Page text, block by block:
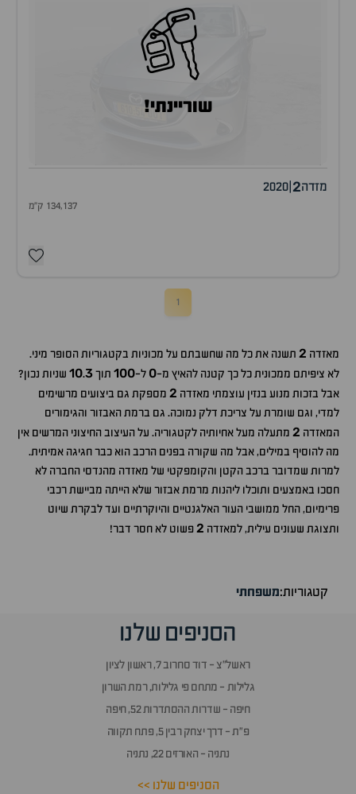
שוריינתי!
מזדה2
2020
134,137 ק"מ
1
מאזדה 2 תשנה את כל מה שחשבתם על מכוניות בקטגוריות הסופר מיני.
לא ציפיתם ממכונית כל כך קטנה להאיץ מ-0 ל-100 תוך 10.3
שניות נכון?
אבל בזכות מנוע בנזין עוצמתי מאזדה 2 מספקת גם ביצועים מרשימים
למדי, וגם שומרת על צריכת דלק נמוכה. גם ברמת האבזור והגימורים
המאזדה 2 מתעלה מעל אחיותיה לקטגוריה. על העיצוב החיצוני המרשים אין
מה להוסיף במילים, אבל מה שקורה בפנים הרכב הוא כבר חגיגה אמיתית.
למרות שמדובר ברכב הקטן והקומפקטי של מאזדה מהנדסי החברה לא
חסכו באמצעים ותוכלו ליהנות מרמת אבזור שלא הייתה מביישת רכבי
פרימיום, החל ממושבי העור האלגנטיים והיוקרתיים ועד לבקרת שיוט
ותצוגת שעונים עילית, למאזדה 2פשוט לא חסר דבר!
קטגוריות:משפחתי
הסניפים שלנו
ראשל״צ - דוד סחרוב 7, ראשון לציון
גלילות - מתחם פי גלילות, רמת השרון
חיפה - שדרות ההסתדרות 52, חיפה
פ״ת - דרך יצחק רבין 5, פתח תקווה
נתניה - האורזים 22, נתניה
הסניפים שלנו >>